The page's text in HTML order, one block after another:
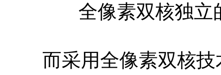
全像素双核独立
而采用全像素双核技